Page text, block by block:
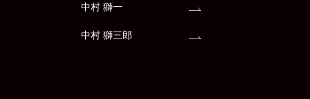
中村 獅一
中村 獅三郎